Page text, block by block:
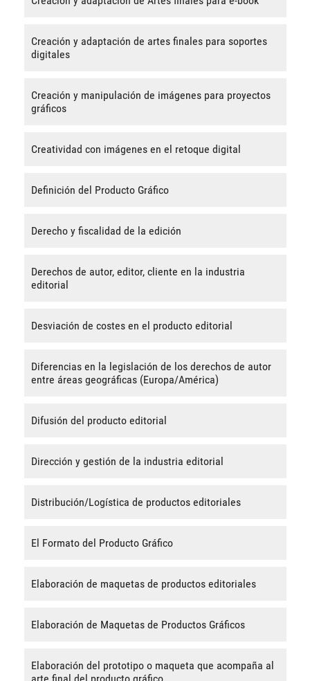
Creación y adaptación de artes finales para soportes
digitales
Creación y manipulación de imágenes para proyectos
gráficos
Creatividad con imágenes en el retoque digital
Definición del Producto Gráfico
Derecho y fiscalidad de la edición
Derechos de autor, editor, cliente en la industria
editorial
Desviación de costes en el producto editorial
Diferencias en la legislación de los derechos de autor
entre áreas geográficas (Europa/América)
Difusión del producto editorial
Dirección y gestión de la industria editorial
Distribución/Logística de productos editoriales
El Formato del Producto Gráfico
Elaboración de maquetas de productos editoriales
Elaboración de Maquetas de Productos Gráficos
Elaboración del prototipo o maqueta que acompaña al